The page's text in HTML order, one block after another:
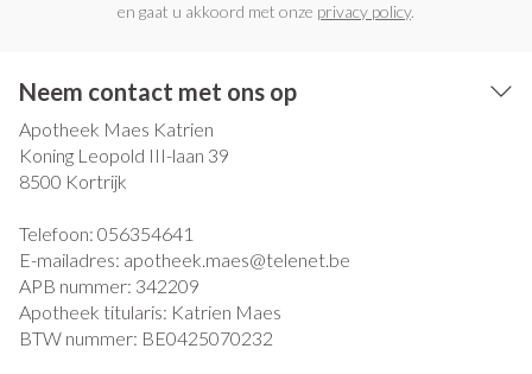
en gaat u akkoord met onze privacy policy.
Neem contact met ons op
Apotheek Maes Katrien
Koning Leopold III-laan 39
8500 Kortrijk
Telefoon: 056354641
E-mailadres: apotheek.maes@telenet.be
APB nummer: 342209
Apotheek titularis: Katrien Maes
BTW nummer: BE0425070232